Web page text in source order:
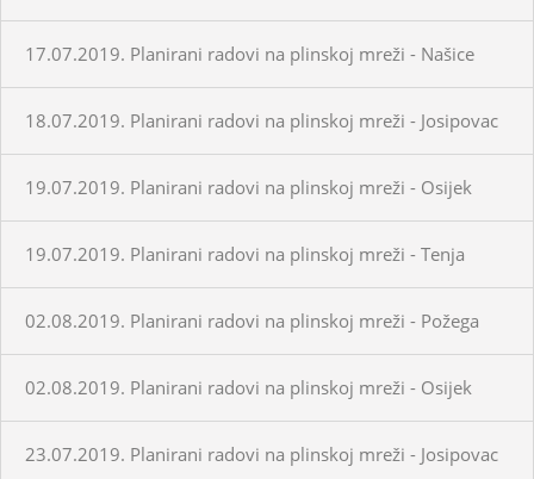
17.07.2019. Planirani radovi na plinskoj mreži - Našice
18.07.2019. Planirani radovi na plinskoj mreži - Josipovac
19.07.2019. Planirani radovi na plinskoj mreži - Osijek
19.07.2019. Planirani radovi na plinskoj mreži - Tenja
02.08.2019. Planirani radovi na plinskoj mreži - Požega
02.08.2019. Planirani radovi na plinskoj mreži - Osijek
23.07.2019. Planirani radovi na plinskoj mreži - Josipovac